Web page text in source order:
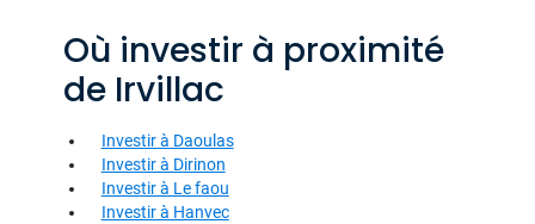
Où investir à proximité
de Irvillac
Investir à Daoulas
Investir à Dirinon
Investir à Le faou
Investir à Hanvec